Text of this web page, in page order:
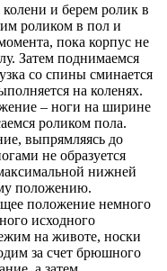
и берем ролик в
роликом в пол и
пока корпус не
Затем поднимаемся
со спины сминается
на коленях.
– ноги на ширине
роликом пола.
выпрямляясь до
не образуется
нижней
положению.
положение немного
исходного
на животе, носки
за счет брюшного